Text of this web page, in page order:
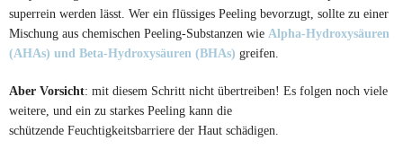
superrein werden lässt. Wer ein flüssiges Peeling bevorzugt, sollte zu einer
Mischung aus chemischen Peeling-Substanzen wie Alpha-Hydroxysäuren
(AHAs) und Beta-Hydroxysäuren (BHAs) greifen.
Aber Vorsicht: mit diesem Schritt nicht übertreiben! Es folgen noch viele
weitere, und ein zu starkes Peeling kann die
schützende Feuchtigkeitsbarriere der Haut schädigen.